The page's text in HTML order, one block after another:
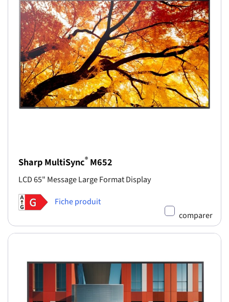
Sharp MultiSync® M652
LCD 65" Message Large Format Display
Fiche produit
comparer